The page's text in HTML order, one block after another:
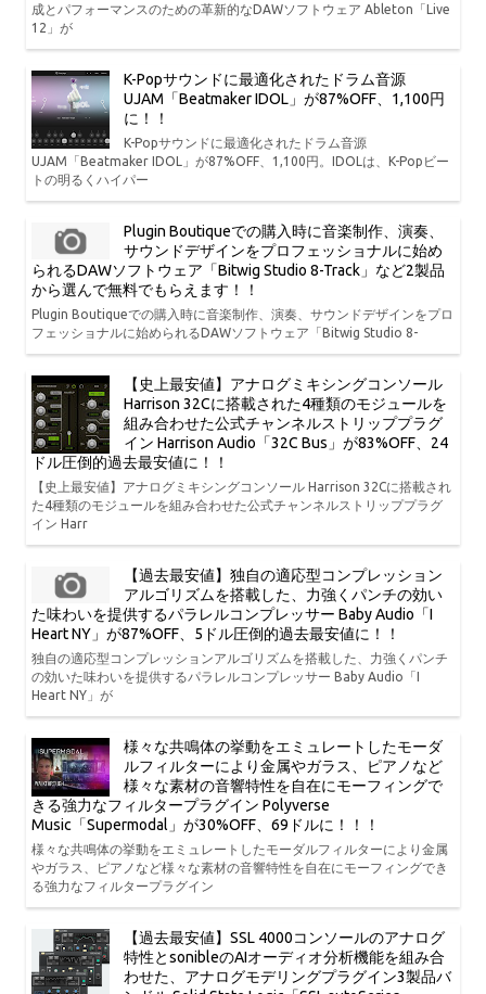
成とパフォーマンスのための革新的なDAWソフトウェア Ableton「Live
12」が
K-Popサウンドに最適化されたドラム音源
UJAM「Beatmaker IDOL」が87%OFF、1,100円
に！！
K-Popサウンドに最適化されたドラム音源
UJAM「Beatmaker IDOL」が87%OFF、1,100円。IDOLは、K-Popビー
トの明るくハイパー
Plugin Boutiqueでの購入時に音楽制作、演奏、
サウンドデザインをプロフェッショナルに始め
られるDAWソフトウェア「Bitwig Studio 8-Track」など2製品
から選んで無料でもらえます！！
Plugin Boutiqueでの購入時に音楽制作、演奏、サウンドデザインをプロ
フェッショナルに始められるDAWソフトウェア「Bitwig Studio 8-
【史上最安値】アナログミキシングコンソール
Harrison 32Cに搭載された4種類のモジュールを
組み合わせた公式チャンネルストリッププラグ
イン Harrison Audio「32C Bus」が83%OFF、24
ドル圧倒的過去最安値に！！
【史上最安値】アナログミキシングコンソール Harrison 32Cに搭載され
た4種類のモジュールを組み合わせた公式チャンネルストリッププラグ
イン Harr
【過去最安値】独自の適応型コンプレッション
アルゴリズムを搭載した、力強くパンチの効い
た味わいを提供するパラレルコンプレッサー Baby Audio「I
Heart NY」が87%OFF、5ドル圧倒的過去最安値に！！
独自の適応型コンプレッションアルゴリズムを搭載した、力強くパンチ
の効いた味わいを提供するパラレルコンプレッサー Baby Audio「I
Heart NY」が
様々な共鳴体の挙動をエミュレートしたモーダ
ルフィルターにより金属やガラス、ピアノなど
様々な素材の音響特性を自在にモーフィングで
きる強力なフィルタープラグイン Polyverse
Music「Supermodal」が30%OFF、69ドルに！！！
様々な共鳴体の挙動をエミュレートしたモーダルフィルターにより金属
やガラス、ピアノなど様々な素材の音響特性を自在にモーフィングでき
る強力なフィルタープラグイン
【過去最安値】SSL 4000コンソールのアナログ
特性とsonibleのAIオーディオ分析機能を組み合
わせた、アナログモデリングプラグイン3製品バ